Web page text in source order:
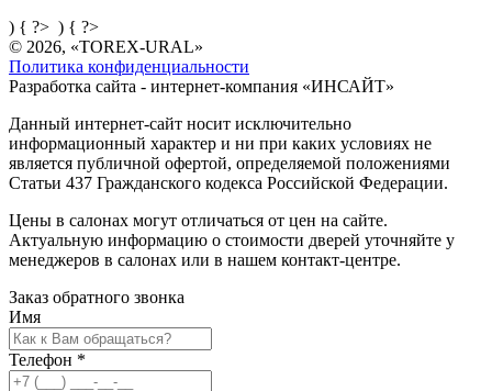
) { ?> ) { ?>
© 2026, «TOREX-URAL»
Политика конфиденциальности
Разработка сайта - интернет-компания «ИНСАЙТ»
Данный интернет-сайт носит исключительно
информационный характер и ни при каких условиях не
является публичной офертой, определяемой положениями
Статьи 437 Гражданского кодекса Российской Федерации.
Цены в салонах могут отличаться от цен на сайте.
Актуальную информацию о стоимости дверей уточняйте у
менеджеров в салонах или в нашем контакт-центре.
Заказ обратного звонка
Имя
Телефон *